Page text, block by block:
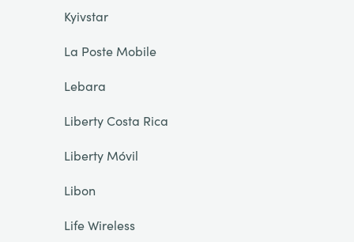
Kyivstar
La Poste Mobile
Lebara
Liberty Costa Rica
Liberty Móvil
Libon
Life Wireless